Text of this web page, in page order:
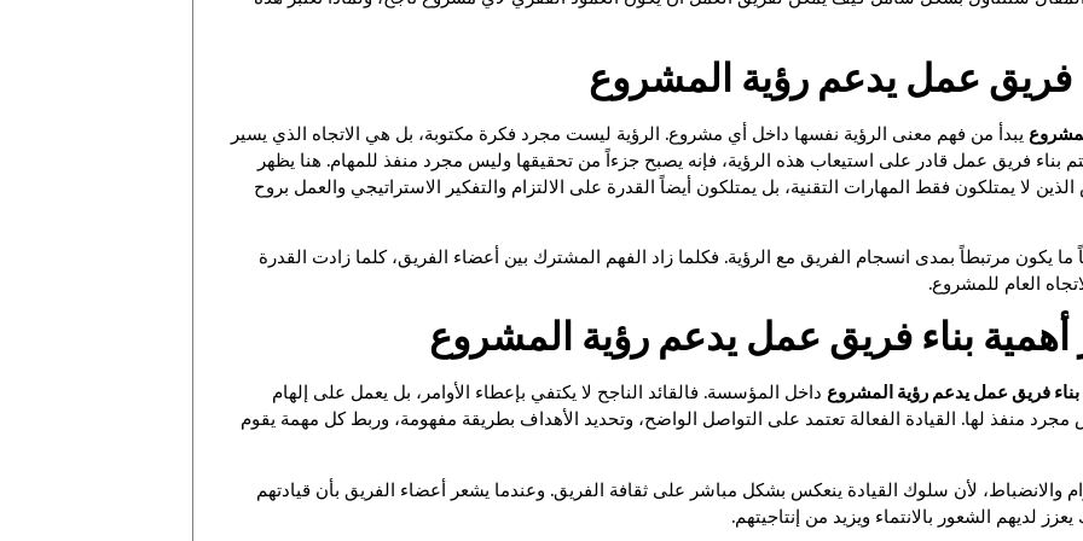
فريق عمل يدعم رؤية المشروع
يبدأ من فهم معنى الرؤية نفسها داخل أي مشروع. الرؤية ليست مجرد فكرة مكتوبة، بل هي الاتجاه الذي يسير
بناء فريق عمل قادر على استيعاب هذه الرؤية، فإنه يصبح جزءاً من تحقيقها وليس مجرد منفذ للمهام. هنا يظهر
لا يمتلكون فقط المهارات التقنية، بل يمتلكون أيضاً القدرة على الالتزام والتفكير الاستراتيجي والعمل بروح
يكون مرتبطاً بمدى انسجام الفريق مع الرؤية. فكلما زاد الفهم المشترك بين أعضاء الفريق، كلما زادت القدرة
العام للمشروع.
أهمية بناء فريق عمل يدعم رؤية المشروع
بناء فريق عمل يدعم رؤية المشروع داخل المؤسسة. فالقائد الناجح لا يكتفي بإعطاء الأوامر، بل يعمل على إلهام
منفذ لها. القيادة الفعالة تعتمد على التواصل الواضح، وتحديد الأهداف بطريقة مفهومة، وربط كل مهمة يقوم
والانضباط، لأن سلوك القيادة ينعكس بشكل مباشر على ثقافة الفريق. وعندما يشعر أعضاء الفريق بأن قيادتهم
لديهم الشعور بالانتماء ويزيد من إنتاجيتهم.